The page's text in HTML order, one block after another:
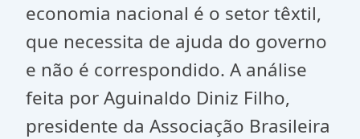
economia nacional é o setor têxtil,
que necessita de ajuda do governo
e não é correspondido. A análise
feita por Aguinaldo Diniz Filho,
presidente da Associação Brasileira